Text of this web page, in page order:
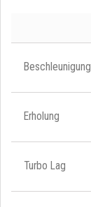
Beschleunigung
Erholung
Turbo Lag